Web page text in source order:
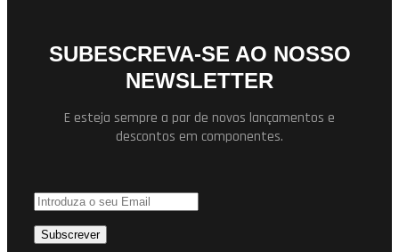
SUBESCREVA-SE AO NOSSO
NEWSLETTER
E esteja sempre a par de novos lançamentos e
descontos em componentes.